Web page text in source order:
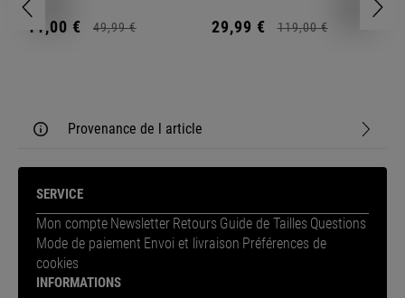
11,00 € 49,99 € 29,99 € 119,00 €
Provenance de l article
SERVICE
Mon compte Newsletter Retours Guide de Tailles Questions
Mode de paiement Envoi et livraison Préférences de
cookies
INFORMATIONS